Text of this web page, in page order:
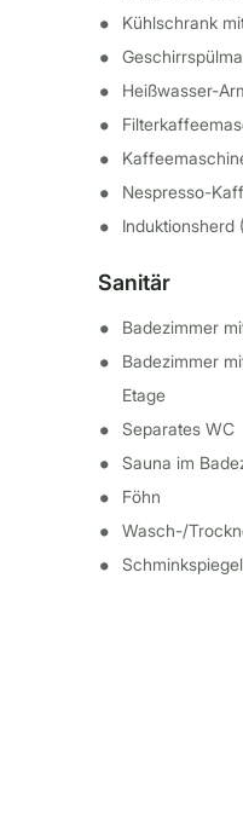
Kühlschrank
Heißwasser-
Nespresso-
Induktionsherd
Sanitär
Badezimmer
Badezimmer
Etage
Separates WC
Sauna im
Föhn
Wasch-/
Schminkspiegel